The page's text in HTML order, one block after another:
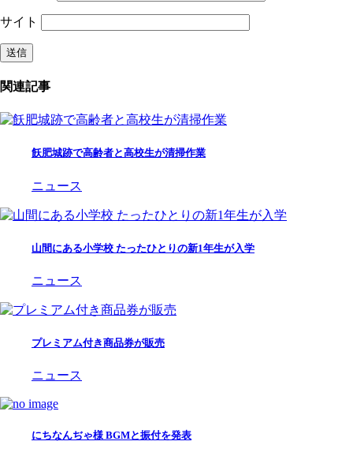
サイト
関連記事
飫肥城跡で高齢者と高校生が清掃作業
ニュース
山間にある小学校 たったひとりの新1年生が入学
ニュース
プレミアム付き商品券が販売
ニュース
にちなんぢゃ様 BGMと振付を発表